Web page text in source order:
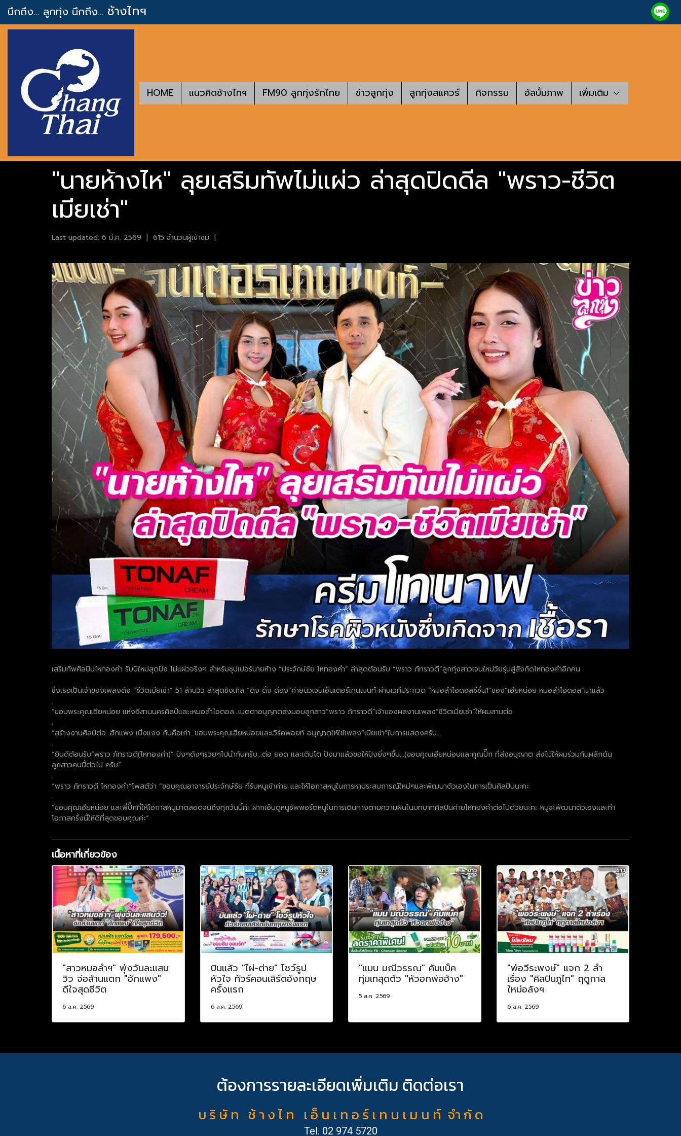
นึกถึง... ลูกทุ่ง นึกถึง... ช้างไทฯ
HOME แนวคิดช้างไทฯ FM90 ลูกทุ่งรักไทย ข่าวลูกทุ่ง ลูกทุ่งสแควร์ กิจกรรม อัลบั้มภาพ เพิ่มเติม
"นายห้างไห" ลุยเสริมทัพไม่แผ่ว ล่าสุดปิดดีล "พราว-ชีวิต
เมียเช่า"
Last updated: 6 มี.ค. 2569 | 615 จำนวนผู้เข้าชม |
เสริมทัพศิลปินไหทองคำ รับปีใหม่สุดปัง ไม่แผ่วจริงๆ สำหรับซุปเปอร์นายห้าง “ประจักษ์ชัย ไหทองคำ” ล่าสุดต้อนรับ “พราว ภัทราวดี”ลูกทุ่งสาวเจนใหม่วัยรุ่นสู่สังกัดไหทองคำอีกคน
.
ซึ่งเธอเป็นเจ้าของเพลงดัง “ชีวิตเมียเช่า” 51 ล้านวิว ล่าสุดซิงเกิล “ดิง ดิ้ง ด่อง”ค่ายนิวเจนเอ็นเตอร์เทนเมนท์ ผ่านเวทีประกวด “หมอลำไอดอลซีซั่น1”ของ“เฮียหน่อย หมอลำไอดอล”มาแล้ว
.
“ขอบพระคุณเฮียหน่อย แห่งอีสานนครศิลป์และะหมอลำไอดอล…เมตตาอนุญาตส่งมอบลูกสาว“พราว ภัทราวดี”เจ้าของผลงานเพลง“ชีวิตเมียเช่า”ให้ผมสานต่อ
.
“สร้างงานศิลป์ต่อ…ฮักแพง เบิ่งแงง กันคือเก่า…ขอบพระคุณเฮียหน่อยและเวิร์คพอยท์ อนุญาตให้ใช้เพลง“เมียเช่า”ในการแสดงครับ…
.
“ยินดีต้อนรับ“พราว ภัทราวดี(ไหทองคำ)“ ปังๆดังๆรวยๆไปนำกันครับ...ต่อ ยอด เเละเติบโต ปังมาเเล้วขอให้ปังยิ่งๆขึ้น...(ขอบคุณเฮียหน่อบเเละคุณปั๊ก ที่ส่งอนุญาต ส่งไม้ให้ผมร่วมกันผลักดัน
ลูกสาวคนนี้ต่อไป ครับ”
.
“พราว ภัทราวดี ไหทองคำ”โพสต์ว่า “ขอบคุณอาจารย์ประจักษ์ชัย ที่รับหนูเข้าค่าย และให้โอกาสหนูในการหาประสบการณ์ใหม่ๆและพัฒนาตัวเองในการเป็นศิลปินนะคะ
.
“ขอบคุณเฮียหน่อย และพี่ปั๊กที่ให้โอกาสหนูมาตลอดจนถึงทุกวันนี้ค่ะ ฝากเอ็นดูหนูซัพพอร์ตหนูในการเดินทางตามความฝันในบทบาทศิลปินค่ายไหทองคำต่อไปด้วยนะคะ หนูจะพัฒนาตัวเองและทำ
โอกาสครั้งนี้ให้ดีที่สุดขอบคุณค่ะ”
เนื้อหาที่เกี่ยวข้อง
"สาวหมอลำฯ" พุ่งวันละแสน
วิว จ่อล้านแตก "ฮักแพง"
ดีใจสุดชีวิต
6 ส.ค. 2569
บินแล้ว "ไผ่-ต่าย" โชว์รูป
หัวใจ ทัวร์คอนเสิร์ตอังกฤษ
ครั้งแรก
6 ส.ค. 2569
"แมน มณีวรรณ" คัมแบ็ค
ทุ่มเทสุดตัว "หัวอกพ่อฮ้าง"
5 ส.ค. 2569
"พ่อวีระพงษ์" แจก 2 ลำ
เรื่อง "ศิลปินภูไท" ฤดูกาล
ใหม่อลังฯ
6 ส.ค. 2569
ต้องการรายละเอียดเพิ่มเติม ติดต่อเรา
บ ริ ษั ท ช้ า ง ไ ท เ อ็ น เ ท อ ร์ เ ท น เ ม น ท์ จำ กั ด
Tel. 02 974 5720